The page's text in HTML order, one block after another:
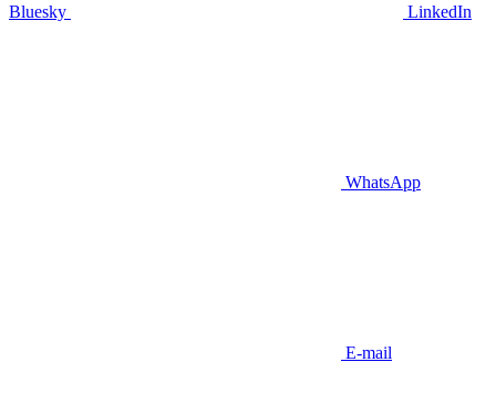
Bluesky LinkedIn
WhatsApp
E-mail